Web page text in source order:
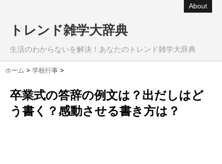
About
トレンド雑学大辞典
生活のわからないを解決！あなたのトレンド雑学大辞典
ホーム > 学校行事 >
卒業式の答辞の例文は？出だしはど
う書く？感動させる書き方は？